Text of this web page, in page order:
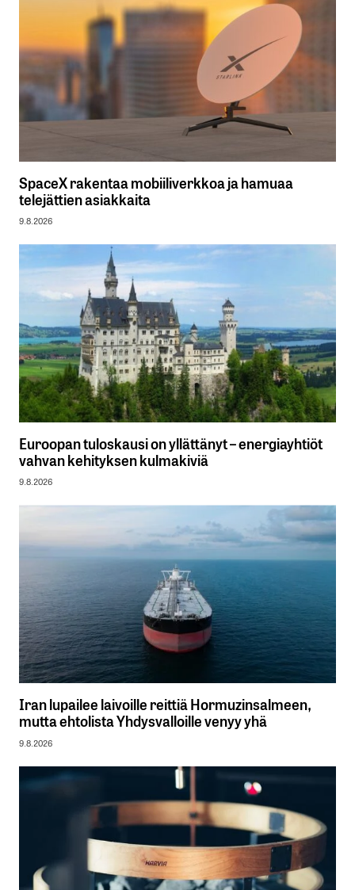
SpaceX rakentaa mobiiliverkkoa ja hamuaa
telejättien asiakkaita
9.8.2026
Euroopan tuloskausi on yllättänyt – energiayhtiöt
vahvan kehityksen kulmakiviä
9.8.2026
Iran lupailee laivoille reittiä Hormuzinsalmeen,
mutta ehtolista Yhdysvalloille venyy yhä
9.8.2026